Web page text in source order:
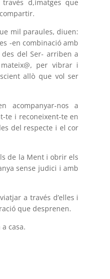
d,imatges que
mil paraules, diuen:
-en combinació amb
del Ser- arriben a
per vibrar i
allò que vol ser
acompanyar-nos a
te i reconeixent-te en
del respecte i el cor
de la Ment i obrir els
sense judici i amb
a través d’elles i
que desprenen.
casa.